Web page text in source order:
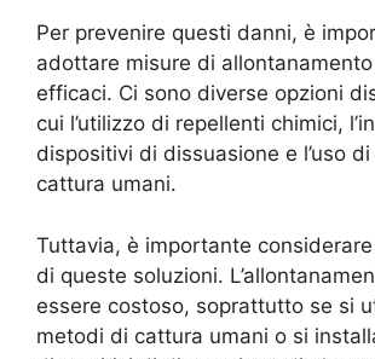
Per prevenire questi danni, è
adottare misure di
efficaci. Ci sono diverse opzioni
cui l’utilizzo di repellenti chimici,
dispositivi di dissuasione e l’uso
cattura umani.
Tuttavia, è importante
di queste soluzioni.
essere costoso, soprattutto se si
metodi di cattura umani o si